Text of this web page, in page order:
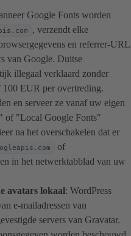
Google Fonts worden
, verzendt elke
en referrer-URL
van Google. Duitse
illegaal verklaard zonder
100 EUR per overtreding.
en serveer ze vanaf uw eigen
of "Local Google Fonts"
na het overschakelen dat er
of
in het netwerktabblad van uw
avatars lokaal: WordPress
e-mailadressen van
servers van Gravatar.